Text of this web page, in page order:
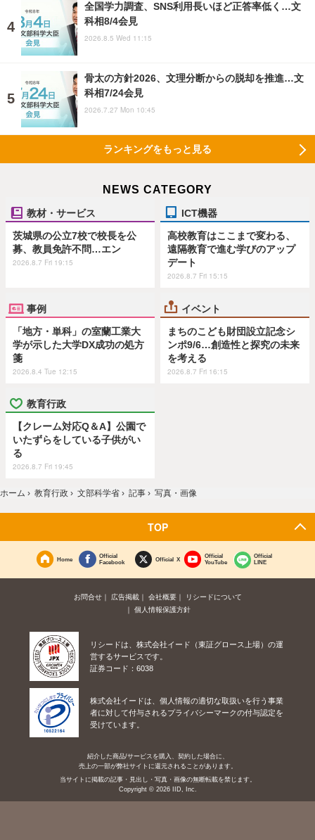
全国学力調査、SNS利用長いほど正答率低く…文
科相8/4会見
2026.8.5 Wed 11:15
骨太の方針2026、文理分断からの脱却を推進…文
科相7/24会見
2026.7.27 Mon 10:45
ランキングをもっと見る
NEWS CATEGORY
教材・サービス
茨城県の公立7校で校長を公
募、教員免許不問…エン
2026.8.7 Fri 19:15
ICT機器
高校教育はここまで変わる、
遠隔教育で進む学びのアップ
デート
2026.8.7 Fri 15:15
事例
「地方・単科」の室蘭工業大
学が示した大学DX成功の処方
箋
2026.8.4 Tue 12:15
イベント
まちのこども財団設立記念シ
ンポ9/6…創造性と探究の未来
を考える
2026.8.7 Fri 16:15
教育行政
【クレーム対応Q＆A】公園で
いたずらをしている子供がい
る
2026.8.7 Fri 19:45
ホーム › 教育行政 › 文部科学省 › 記事 › 写真・画像
TOP
Home
Official
Facebook
Official X
Official
YouTube
Official
LINE
お問合せ 広告掲載 会社概要
リシードについて
個人情報保護方針
リシードは、株式会社イード（東証グロース上場）の運
営するサービスです。
証券コード：6038
株式会社イードは、個人情報の適切な取扱いを行う事業
者に対して付与されるプライバシーマークの付与認定を
受けています。
紹介した商品/サービスを購入、契約した場合に、
売上の一部が弊社サイトに還元されることがあります。
当サイトに掲載の記事・見出し・写真・画像の無断転載を禁じます。
Copyright © 2026 IID, Inc.